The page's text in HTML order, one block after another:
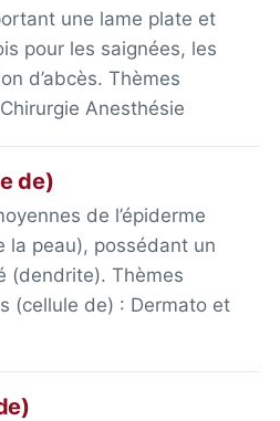
une lame plate et
pour les saignées, les
d’abcès. Thèmes
Anesthésie
de)
de l’épiderme
la peau), possédant un
(dendrite). Thèmes
(cellule de) : Dermato et